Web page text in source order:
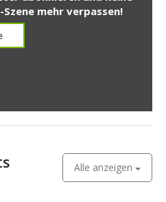
mehr verpassen!
Alle anzeigen